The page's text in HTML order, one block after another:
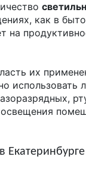
как в
на
их
использовать
Екатеринбурге